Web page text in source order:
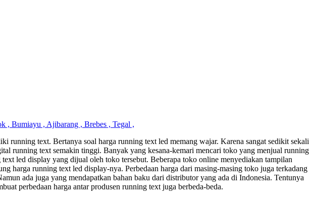
, Bumiayu , Ajibarang , Brebes , Tegal ,
text. Bertanya soal harga running text led memang wajar. Karena sangat sedikit sekali
running text semakin tinggi. Banyak yang kesana-kemari mencari toko yang menjual running
led display yang dijual oleh toko tersebut. Beberapa toko online menyediakan tampilan
harga running text led display-nya. Perbedaan harga dari masing-masing toko juga terkadang
ada juga yang mendapatkan bahan baku dari distributor yang ada di Indonesia. Tentunya
perbedaan harga antar produsen running text juga berbeda-beda.